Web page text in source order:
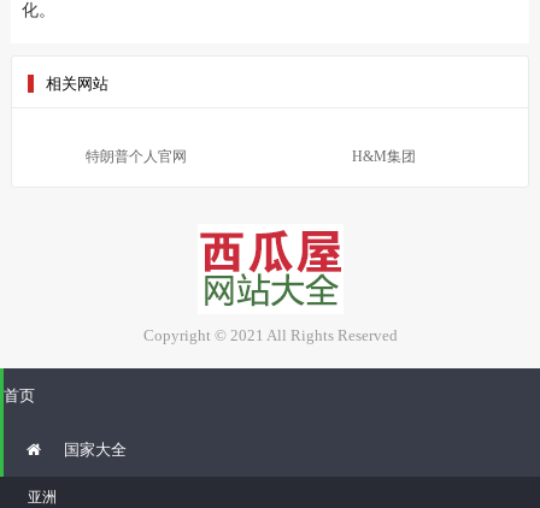
化。
相关网站
特朗普个人官网 H&M集团
Copyright © 2021 All Rights Reserved
首页
国家大全
亚洲